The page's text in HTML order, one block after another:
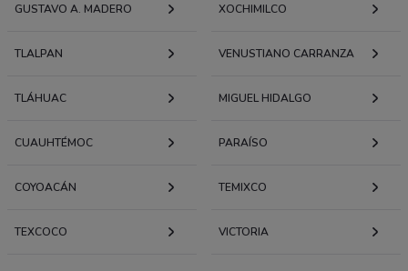
GUSTAVO A. MADERO XOCHIMILCO
TLALPAN VENUSTIANO CARRANZA
TLÁHUAC MIGUEL HIDALGO
CUAUHTÉMOC PARAÍSO
COYOACÁN TEMIXCO
TEXCOCO VICTORIA